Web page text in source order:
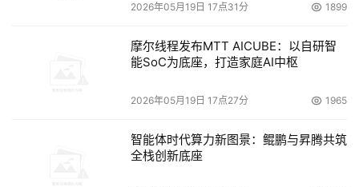
2026年05月19日 17点31分 1899
摩尔线程发布MTT AICUBE：以自研智
能SoC为底座，打造家庭AI中枢
2026年05月19日 17点27分 1965
智能体时代算力新图景：鲲鹏与昇腾共筑
全栈创新底座